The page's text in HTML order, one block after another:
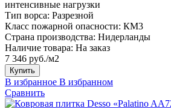
интенсивные нагрузки
Тип ворса: Разрезной
Класс пожарной опасности: КМ3
Страна производства: Нидерланды
Наличие товара: На заказ
7 346 руб./м2
Купить
В избранное В избранном
Сравнить